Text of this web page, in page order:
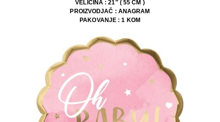
VELIČINA : 21″ ( 55 CM )
PROIZVODJAČ : ANAGRAM
PAKOVANJE : 1 KOM